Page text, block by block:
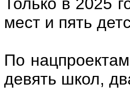
мест и пять
По
девять школ,